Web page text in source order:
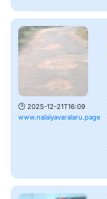
🕑 2025-12-21T16:09
www.nalaiyavaralaru.page